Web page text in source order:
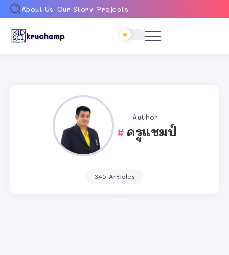
About Us Our Story Projects
Author
ครูแชมป์
345 Articles